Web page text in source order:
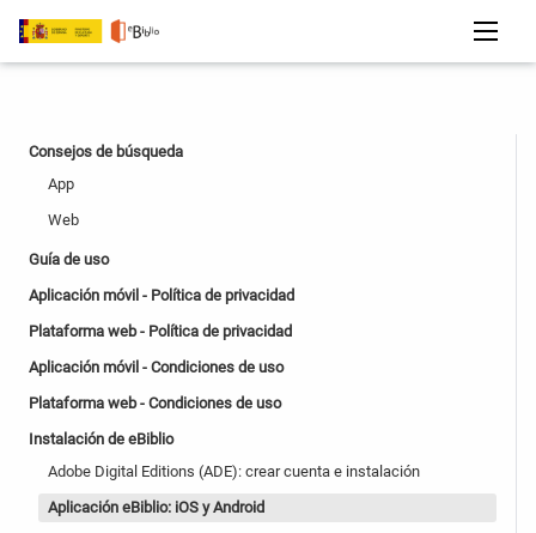
Consejos de búsqueda
App
Web
Guía de uso
Aplicación móvil - Política de privacidad
Plataforma web - Política de privacidad
Aplicación móvil - Condiciones de uso
Plataforma web - Condiciones de uso
Instalación de eBiblio
Adobe Digital Editions (ADE): crear cuenta e instalación
Aplicación eBiblio: iOS y Android